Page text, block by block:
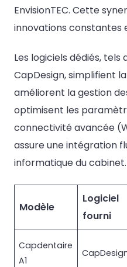
EnvisionTEC. Cette
innovations constantes
Les logiciels dédiés, tels
CapDesign, simplifient
améliorent la gestion
optimisent les
connectivité avancée
assure une intégration
informatique du cabinet.
Modèle
Logiciel
fourni
Capdentaire
A1